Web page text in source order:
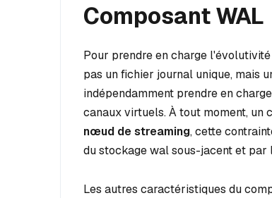
Composant WAL
Pour prendre en charge
pas un fichier journal unique, mais
indépendamment prendre en
canaux virtuels. À tout moment, un
nœud de streaming, cette
du stockage wal sous-jacent et par
Les autres caractéristiques du